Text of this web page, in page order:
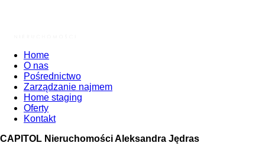
Home
O nas
Pośrednictwo
Zarządzanie najmem
Home staging
Oferty
Kontakt
CAPITOL Nieruchomości Aleksandra Jędras